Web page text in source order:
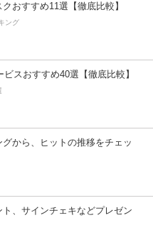
おすすめ11選【徹底比較】
ング
スおすすめ40選【徹底比較】
から、ヒットの推移をチェッ
、サインチェキなどプレゼン